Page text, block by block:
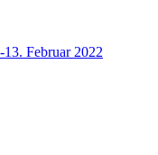
Februar 2022